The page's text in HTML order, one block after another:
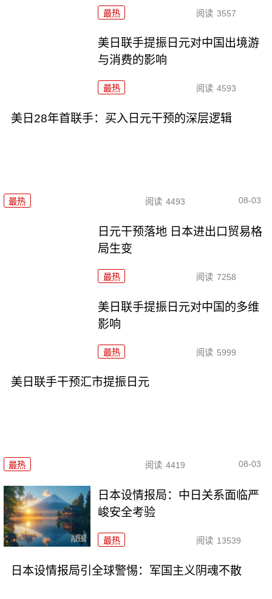
最热 阅读 3557
美日联手提振日元对中国出境游
与消费的影响
最热 阅读 4593
美日28年首联手：买入日元干预的深层逻辑
最热 阅读 4493 08-03
日元干预落地 日本进出口贸易格
局生变
最热 阅读 7258
美日联手提振日元对中国的多维
影响
最热 阅读 5999
美日联手干预汇市提振日元
最热 阅读 4419 08-03
日本设情报局：中日关系面临严
峻安全考验
最热 阅读 13539
日本设情报局引全球警惕：军国主义阴魂不散